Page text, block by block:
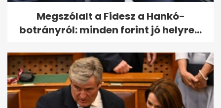
Megszólalt a Fidesz a Hankó-
botrányról: minden forint jó helyre...